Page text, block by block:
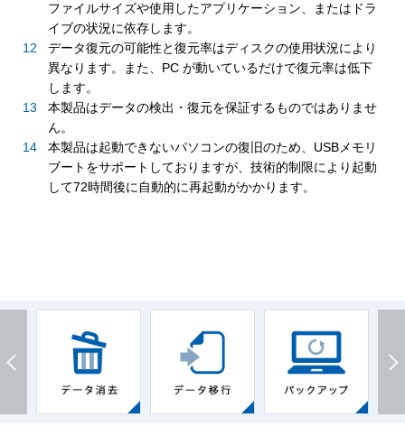
ファイルサイズや使用したアプリケーション、またはドラ
イブの状況に依存します。
データ復元の可能性と復元率はディスクの使用状況により
異なります。また、PC が動いているだけで復元率は低下
します。
本製品はデータの検出・復元を保証するものではありませ
ん。
本製品は起動できないパソコンの復旧のため、USBメモリ
ブートをサポートしておりますが、技術的制限により起動
して72時間後に自動的に再起動がかかります。